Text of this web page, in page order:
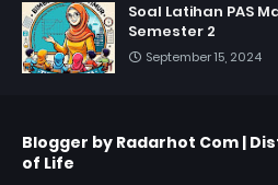
Soal Latihan PAS
Semester 2
September 15, 2024
Blogger by Radarhot Com |
of Life